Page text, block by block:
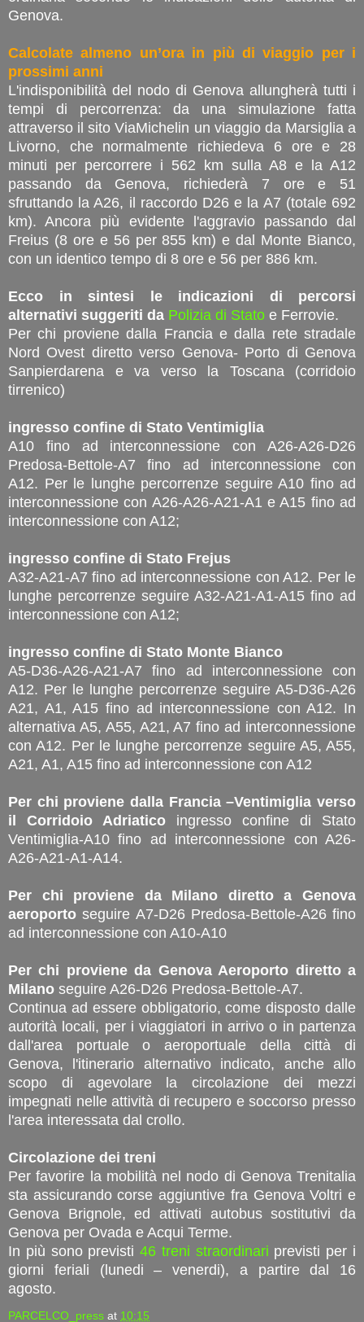
Genova.
Calcolate almeno un’ora in più di viaggio per i
prossimi anni
L'indisponibilità del nodo di Genova allungherà tutti i
tempi di percorrenza: da una simulazione fatta
attraverso il sito ViaMichelin un viaggio da Marsiglia a
Livorno, che normalmente richiedeva 6 ore e 28
minuti per percorrere i 562 km sulla A8 e la A12
passando da Genova, richiederà 7 ore e 51
sfruttando la A26, il raccordo D26 e la A7 (totale 692
km). Ancora più evidente l'aggravio passando dal
Freius (8 ore e 56 per 855 km) e dal Monte Bianco,
con un identico tempo di 8 ore e 56 per 886 km.
Ecco in sintesi le indicazioni di percorsi
alternativi suggeriti da Polizia di Stato e Ferrovie.
Per chi proviene dalla Francia e dalla rete stradale
Nord Ovest diretto verso Genova- Porto di Genova
Sanpierdarena e va verso la Toscana (corridoio
tirrenico)
ingresso confine di Stato Ventimiglia
A10 fino ad interconnessione con A26-A26-D26
Predosa-Bettole-A7 fino ad interconnessione con
A12. Per le lunghe percorrenze seguire A10 fino ad
interconnessione con A26-A26-A21-A1 e A15 fino ad
interconnessione con A12;
ingresso confine di Stato Frejus
A32-A21-A7 fino ad interconnessione con A12. Per le
lunghe percorrenze seguire A32-A21-A1-A15 fino ad
interconnessione con A12;
ingresso confine di Stato Monte Bianco
A5-D36-A26-A21-A7 fino ad interconnessione con
A12. Per le lunghe percorrenze seguire A5-D36-A26
A21, A1, A15 fino ad interconnessione con A12. In
alternativa A5, A55, A21, A7 fino ad interconnessione
con A12. Per le lunghe percorrenze seguire A5, A55,
A21, A1, A15 fino ad interconnessione con A12
Per chi proviene dalla Francia –Ventimiglia verso
il Corridoio Adriatico
ingresso confine di Stato
Ventimiglia-A10 fino ad interconnessione con A26-
A26-A21-A1-A14.
Per chi proviene da Milano diretto a Genova
aeroporto seguire A7-D26 Predosa-Bettole-A26 fino
ad interconnessione con A10-A10
Per chi proviene da Genova Aeroporto diretto a
Milano seguire A26-D26 Predosa-Bettole-A7.
Continua ad essere obbligatorio, come disposto dalle
autorità locali, per i viaggiatori in arrivo o in partenza
dall'area portuale o aeroportuale della città di
Genova, l'itinerario alternativo indicato, anche allo
scopo di agevolare la circolazione dei mezzi
impegnati nelle attività di recupero e soccorso presso
l'area interessata dal crollo.
Circolazione dei treni
Per favorire la mobilità nel nodo di Genova Trenitalia
sta assicurando corse aggiuntive fra Genova Voltri e
Genova Brignole, ed attivati autobus sostitutivi da
Genova per Ovada e Acqui Terme.
In più sono previsti46 treni straordinari previsti per i
giorni feriali (lunedi – venerdi), a partire dal 16
agosto.
PARCELCO_press at 10:15